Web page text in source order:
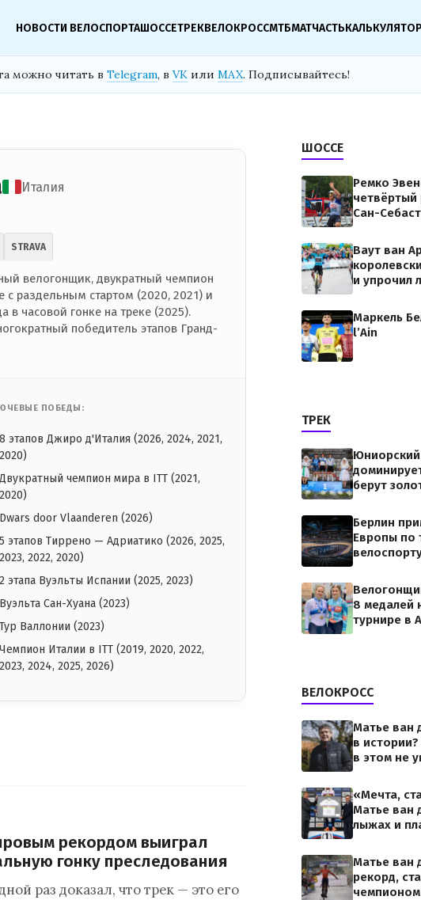
НОВОСТИ ВЕЛОСПОРТАШОССЕТРЕКВЕЛОКРОССМТБМАТЧАСТЬ
можно читать в Telegram, в VK или MAX. Подписывайтесь!
Италия
STRAVA
велогонщик, двукратный чемпион
с раздельным стартом (2020, 2021) и
в часовой гонке на треке (2025).
победитель этапов Гранд-
ПОБЕДЫ:
8 этапов Джиро д'Италия (2026, 2024, 2021,
2020)
Двукратный чемпион мира в ITT (2021,
2020)
Dwars door Vlaanderen (2026)
5 этапов Тиррено — Адриатико (2026, 2025,
2023, 2022, 2020)
2 этапа Вуэльты Испании (2025, 2023)
Вуэльта Сан-Хуана (2023)
Тур Валлонии (2023)
Чемпион Италии в ITT (2019, 2020, 2022,
2023, 2024, 2025, 2026)
рекордом выиграл
гонку преследования
раз доказал, что трек — это его
ШОССЕ
Ремко
четвёртый
Сан-
Ваут ван
и упрочил
Маркель
l’Ain
ТРЕК
Юниорский
берут
Берлин
Европы по
8 медалей
турнире в
ВЕЛОКРОСС
Матье ван
в
в этом не
«Мечта,
Матье ван
лыжах и
Матье ван
рекорд,